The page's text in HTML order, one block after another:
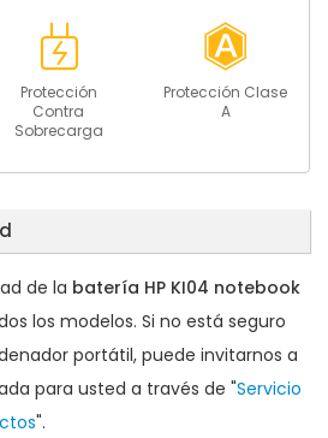
Protección
Contra
Sobrecarga
Protección Clase
A
de la batería HP KI04 notebook
los modelos. Si no está seguro
portátil, puede invitarnos a
para usted a través de "Servicio
".